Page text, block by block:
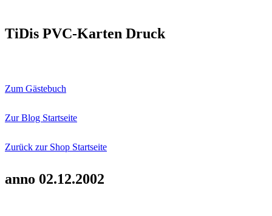
TiDis PVC-Karten Druck
Zum Gästebuch
Zur Blog Startseite
Zurück zur Shop Startseite
anno 02.12.2002